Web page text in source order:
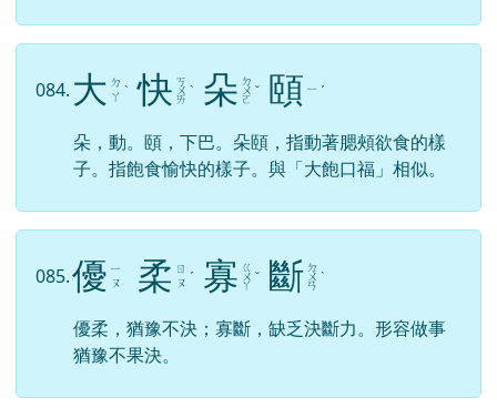
084. 大 ㄉ
ㄚ ˋ 快 ㄎ
ㄨ
ㄞ
ˋ 朵 ㄉ
ㄨ
ㄛ
ˇ 頤 ㄧ ˊ
朵，動。頤，下巴。朵頤，指動著腮頰欲食的樣
子。指飽食愉快的樣子。與「大飽口福」相似。
085.優 ㄧ
ㄡ
柔 ㄖ
ㄡ ˊ 寡 ㄍ
ㄨ
ㄚ
ˇ 斷 ㄉ
ㄨ
ㄢ
ˋ
優柔，猶豫不決；寡斷，缺乏決斷力。形容做事
猶豫不果決。